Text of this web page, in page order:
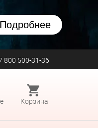
Подробнее
800 500-31-36
Корзина